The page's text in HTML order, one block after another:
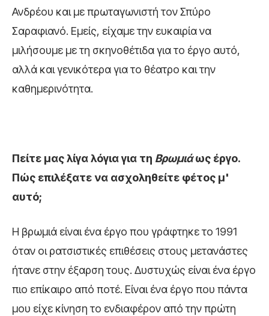
Ανδρέου και με πρωταγωνιστή τον Σπύρο
Σαραφιανό. Εμείς, είχαμε την ευκαιρία να
μιλήσουμε με τη σκηνοθέτιδα για το έργο αυτό,
αλλά και γενικότερα για το θέατρο και την
καθημερινότητα.
Πείτε μας λίγα λόγια για τη Βρωμιάως έργο.
Πώς επιλέξατε να ασχοληθείτε φέτος μ'
αυτό;
Η βρωμιά είναι ένα έργο που γράφτηκε το 1991
όταν οι ρατσιστικές επιθέσεις στους μετανάστες
ήτανε στην έξαρση τους. Δυστυχώς είναι ένα έργο
πιο επίκαιρο από ποτέ. Είναι ένα έργο που πάντα
μου είχε κίνηση το ενδιαφέρον από την πρώτη